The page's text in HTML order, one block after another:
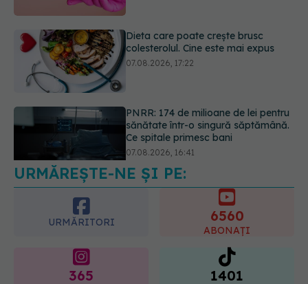
PNRR: 174 de milioane de lei pentru
sănătate într-o singură săptămână.
Ce spune culoarea ta preferată
despre vârsta pe care o ai. Care
este "codul cromatic" al generațiilor
URMĂREȘTE-NE ȘI PE:
URMĂRITORI
365 1401
URMĂRITORI
ARTICOLE SIMILARE